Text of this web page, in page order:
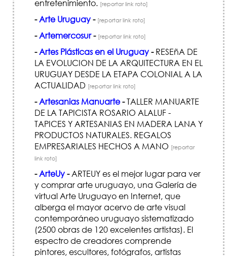
entretenimiento. [reportar link roto]
-Arte Uruguay- [reportar link roto]
-Artemercosur- [reportar link roto]
-Artes Plásticas en el Uruguay-RESEñA DE
LA EVOLUCION DE LA ARQUITECTURA EN EL
URUGUAY DESDE LA ETAPA COLONIAL A LA
ACTUALIDAD [reportar link roto]
-Artesanias Manuarte-TALLER MANUARTE
DE LA TAPICISTA ROSARIO ALALUF -
TAPICES Y ARTESANIAS EN MADERA LANA Y
PRODUCTOS NATURALES. REGALOS
EMPRESARIALES HECHOS A MANO [reportar
link roto]
-ArteUy-ARTEUY es el mejor lugar para ver
y comprar arte uruguayo, una Galería de
virtual Arte Uruguayo en Internet, que
alberga el mayor acervo de arte visual
contemporáneo uruguayo sistematizado
(2500 obras de 120 excelentes artistas). El
espectro de creadores comprende
pintores, escultores, fotógrafos, artistas